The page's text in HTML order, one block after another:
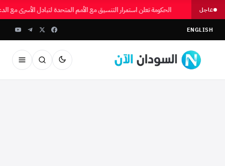
عاجل الحكومة تعلن استمرار التنسيق مع الأمم المتحدة لتبادل الأسرى مع
ENGLISH